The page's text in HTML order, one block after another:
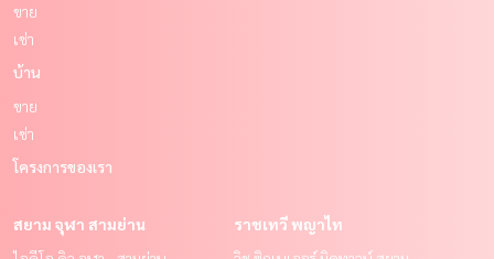
ขาย
เช่า
บ้าน
ขาย
เช่า
โครงการของเรา
สยาม จุฬา สามย่าน
ราชเทวี พญาไท